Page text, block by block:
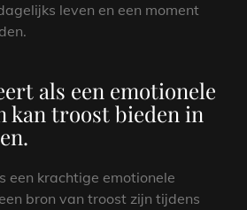
leven en een moment
als een emotionele
kan troost bieden in
een krachtige emotionele
bron van troost zijn tijdens